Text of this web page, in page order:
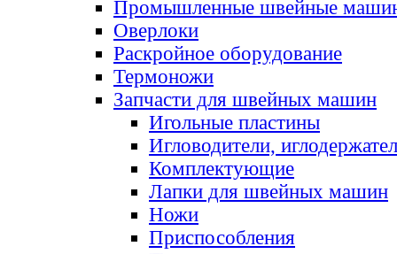
Промышленные швейные
Оверлоки
Раскройное оборудование
Термоножи
Запчасти для швейных машин
Игольные пластины
Игловодители,
Комплектующие
Лапки для швейных машин
Ножи
Приспособления